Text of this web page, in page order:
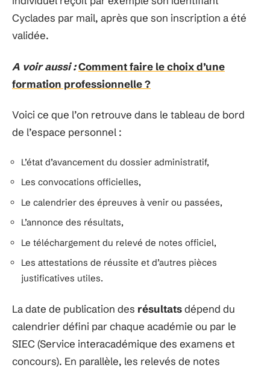
Cyclades par mail, après que son inscription a été
validée.
A voir aussi :Comment faire le choix d’une
formation professionnelle ?
Voici ce que l’on retrouve dans le tableau de bord
de l’espace personnel :
L’état d’avancement du dossier administratif,
Les convocations officielles,
Le calendrier des épreuves à venir ou passées,
L’annonce des résultats,
Le téléchargement du relevé de notes officiel,
Les attestations de réussite et d’autres pièces
justificatives utiles.
La date de publication des résultatsdépend du
calendrier défini par chaque académie ou par le
SIEC (Service interacadémique des examens et
concours). En parallèle, les relevés de notes